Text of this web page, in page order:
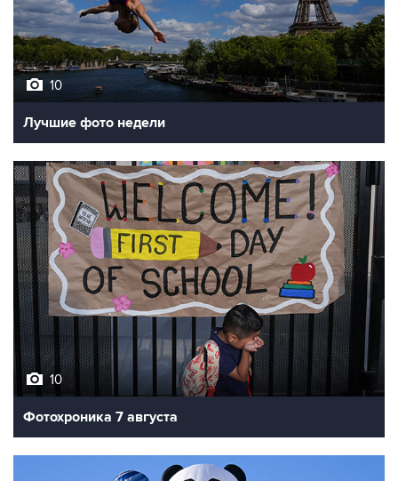
10
Лучшие фото недели
10
Фотохроника 7 августа